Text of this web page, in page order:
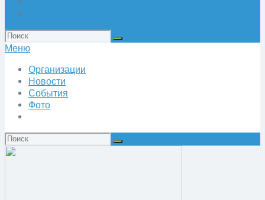
Искать:
Меню
Организации
Новости
События
Фото
Искать: